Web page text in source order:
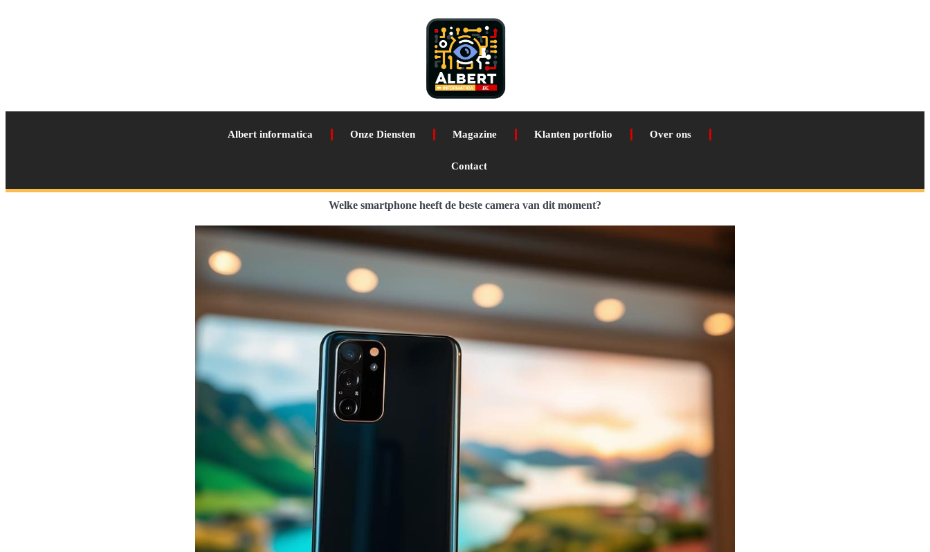
Albert informatica Onze Diensten Magazine Klanten portfolio Over ons
Contact
Welke smartphone heeft de beste camera van dit moment?